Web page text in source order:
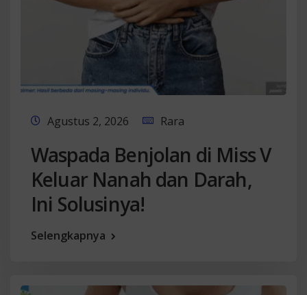
Agustus 2, 2026 Rara
Waspada Benjolan di Miss V
Keluar Nanah dan Darah,
Ini Solusinya!
Selengkapnya